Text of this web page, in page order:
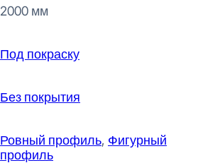
2000 мм
Под покраску
Без покрытия
Ровный профиль, Фигурный
профиль